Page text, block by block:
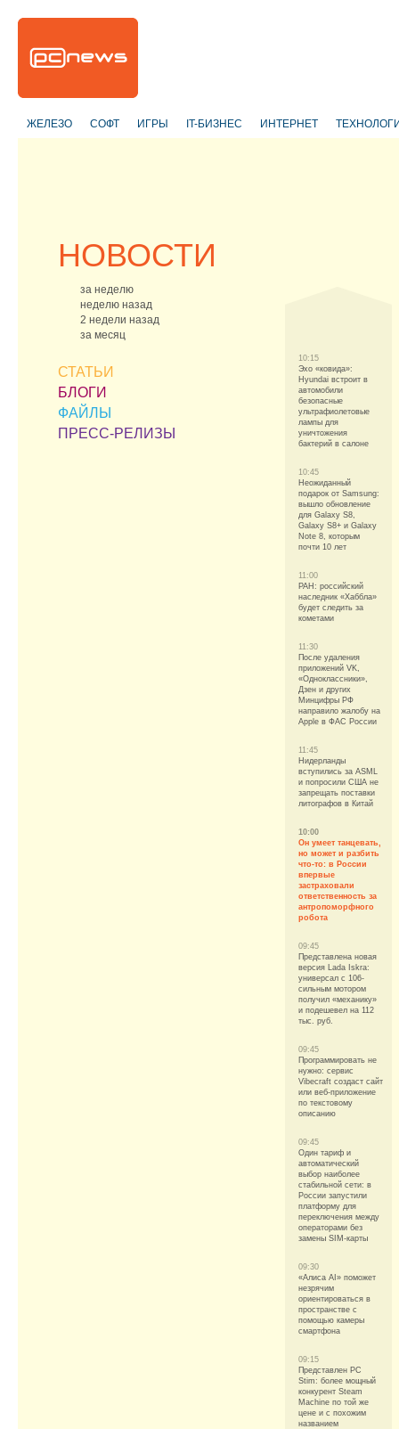
ЖЕЛЕЗО СОФТ ИГРЫ IT-БИЗНЕС ИНТЕРНЕТ
НОВОСТИ
за неделю
неделю назад
2 недели назад
за месяц
СТАТЬИ
БЛОГИ
ФАЙЛЫ
ПРЕСС-РЕЛИЗЫ
10:15
Эхо «ковида»:
Hyundai встроит в
автомобили
безопасные
ультрафиолетовые
лампы для
уничтожения
бактерий в салоне
10:45
Неожиданный
подарок от Samsung:
вышло обновление
для Galaxy S8,
Galaxy S8+ и Galaxy
Note 8, которым
почти 10 лет
11:00
РАН: российский
наследник «Хаббла»
будет следить за
кометами
11:30
После удаления
приложений VK,
«Одноклассники»,
Дзен и других
Минцифры РФ
направило жалобу на
Apple в ФАС России
11:45
Нидерланды
вступились за ASML
и попросили США не
запрещать поставки
литографов в Китай
10:00
Он умеет танцевать,
но может и разбить
что-то: в России
впервые
застраховали
ответственность за
антропоморфного
робота
09:45
Представлена новая
версия Lada Iskra:
универсал с 106-
сильным мотором
получил «механику»
и подешевел на 112
тыс. руб.
09:45
Программировать не
нужно: сервис
Vibecraft создаст сайт
или веб-приложение
по текстовому
описанию
09:45
Один тариф и
автоматический
выбор наиболее
стабильной сети: в
России запустили
платформу для
переключения между
операторами без
замены SIM-карты
09:30
«Алиса AI» поможет
незрячим
ориентироваться в
пространстве с
помощью камеры
смартфона
09:15
Представлен PC
Stim: более мощный
конкурент Steam
Machine по той же
цене и с похожим
названием